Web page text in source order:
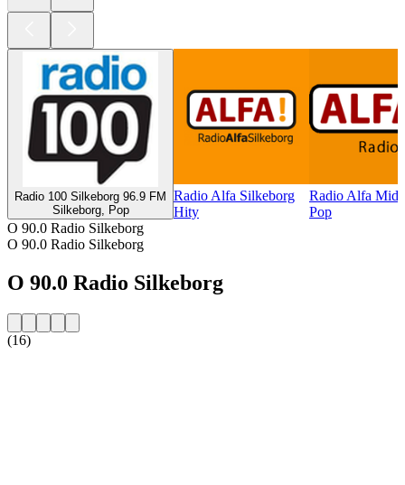
Radio 100 Silkeborg 96.9 FM
Silkeborg, Pop
Radio Alfa Silkeborg
Hity
Radio Alfa
Pop
O 90.0 Radio Silkeborg
O 90.0 Radio Silkeborg
O 90.0 Radio Silkeborg
(16)